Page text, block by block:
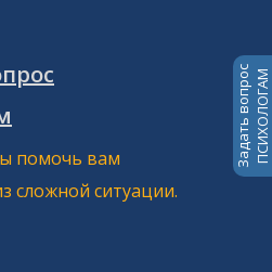
Задать вопросПСИХОЛОГАМ
помочь вам
сложной ситуации.